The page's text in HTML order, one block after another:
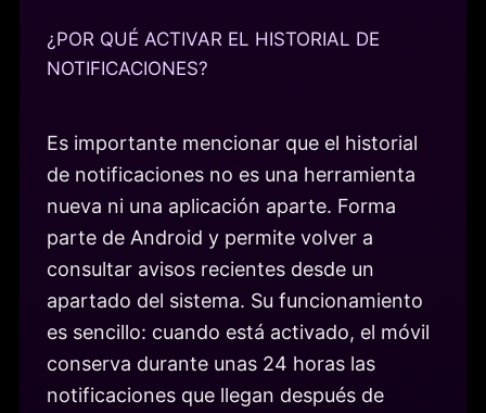
¿POR QUÉ ACTIVAR EL HISTORIAL DE
NOTIFICACIONES?
Es importante mencionar que el historial
de notificaciones no es una herramienta
nueva ni una aplicación aparte. Forma
parte de Android y permite volver a
consultar avisos recientes desde un
apartado del sistema. Su funcionamiento
es sencillo: cuando está activado, el móvil
conserva durante unas 24 horas las
notificaciones que llegan después de